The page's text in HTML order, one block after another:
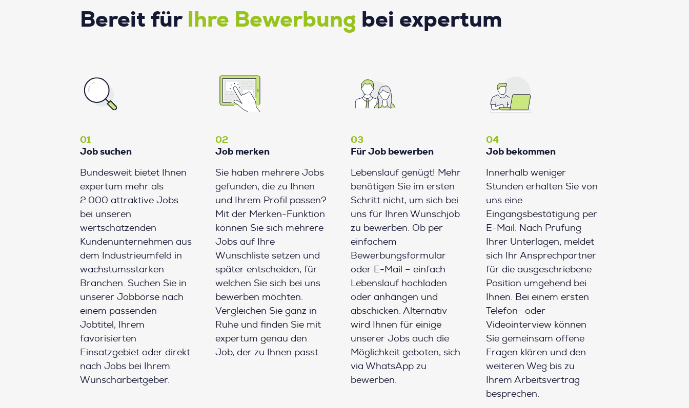
Bereit für Ihre Bewerbung bei expertum
01
Job suchen
Bundesweit bietet Ihnen
expertum mehr als
2.000 attraktive Jobs
bei unseren
wertschätzenden
Kundenunternehmen aus
dem Industrieumfeld in
wachstumsstarken
Branchen. Suchen Sie in
unserer Jobbörse nach
einem passenden
Jobtitel, Ihrem
favorisierten
Einsatzgebiet oder direkt
nach Jobs bei Ihrem
Wunscharbeitgeber.
02
Job merken
Sie haben mehrere Jobs
gefunden, die zu Ihnen
und Ihrem Profil passen?
Mit der Merken-Funktion
können Sie sich mehrere
Jobs auf Ihre
Wunschliste setzen und
später entscheiden, für
welchen Sie sich bei uns
bewerben möchten.
Vergleichen Sie ganz in
Ruhe und finden Sie mit
expertum genau den
Job, der zu Ihnen passt.
03
Für Job bewerben
Lebenslauf genügt! Mehr
benötigen Sie im ersten
Schritt nicht, um sich bei
uns für Ihren Wunschjob
zu bewerben. Ob per
einfachem
Bewerbungsformular
oder E-Mail – einfach
Lebenslauf hochladen
oder anhängen und
abschicken. Alternativ
wird Ihnen für einige
unserer Jobs auch die
Möglichkeit geboten, sich
via WhatsApp zu
bewerben.
04
Job bekommen
Innerhalb weniger
Stunden erhalten Sie von
uns eine
Eingangsbestätigung per
E-Mail. Nach Prüfung
Ihrer Unterlagen, meldet
sich Ihr Ansprechpartner
für die ausgeschriebene
Position umgehend bei
Ihnen. Bei einem ersten
Telefon- oder
Videointerview können
Sie gemeinsam offene
Fragen klären und den
weiteren Weg bis zu
Ihrem Arbeitsvertrag
besprechen.